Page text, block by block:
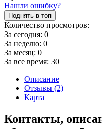
Нашли ошибку?
Поднять в топ
Количество просмотров:
За сегодня: 0
За неделю: 0
За месяц: 0
За все время: 30
Описание
Отзывы (2)
Карта
Контакты,